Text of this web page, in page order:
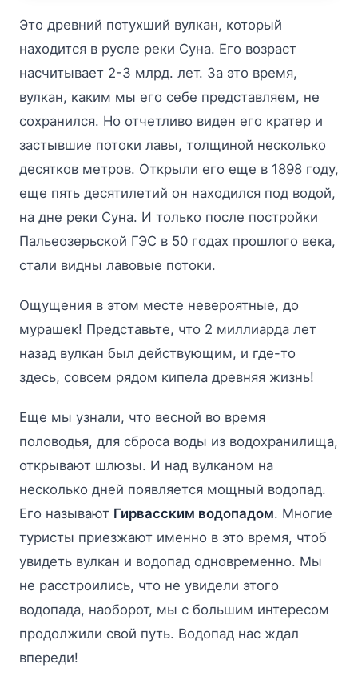
Это древний потухший вулкан, который
находится в русле реки Суна. Его возраст
насчитывает 2-3 млрд. лет. За это время,
вулкан, каким мы его себе представляем, не
сохранился. Но отчетливо виден его кратер и
застывшие потоки лавы, толщиной несколько
десятков метров. Открыли его еще в 1898 году,
еще пять десятилетий он находился под водой,
на дне реки Суна. И только после постройки
Пальеозерьской ГЭС в 50 годах прошлого века,
стали видны лавовые потоки.
Ощущения в этом месте невероятные, до
мурашек! Представьте, что 2 миллиарда лет
назад вулкан был действующим, и где-то
здесь, совсем рядом кипела древняя жизнь!
Еще мы узнали, что весной во время
половодья, для сброса воды из водохранилища,
открывают шлюзы. И над вулканом на
несколько дней появляется мощный водопад.
Его называют Гирвасским водопадом. Многие
туристы приезжают именно в это время, чтоб
увидеть вулкан и водопад одновременно. Мы
не расстроились, что не увидели этого
водопада, наоборот, мы с большим интересом
продолжили свой путь. Водопад нас ждал
впереди!